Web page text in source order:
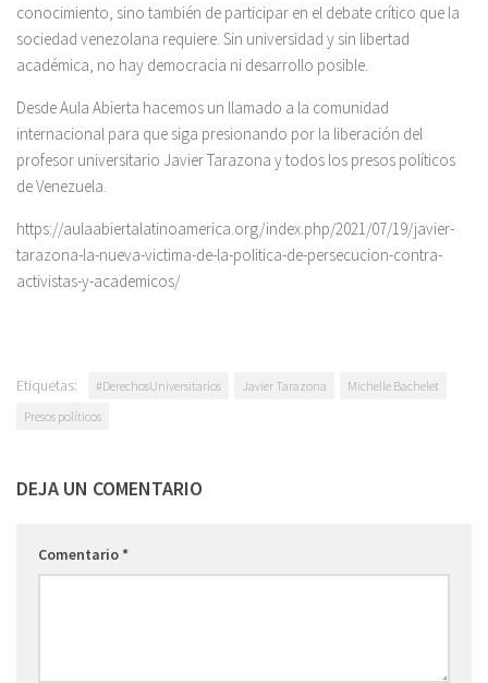
conocimiento, sino también de participar en el debate crítico que la
sociedad venezolana requiere. Sin universidad y sin libertad
académica, no hay democracia ni desarrollo posible.
Desde Aula Abierta hacemos un llamado a la comunidad
internacional para que siga presionando por la liberación del
profesor universitario Javier Tarazona y todos los presos políticos
de Venezuela.
https://aulaabiertalatinoamerica.org/index.php/2021/07/19/javier-
tarazona-la-nueva-victima-de-la-politica-de-persecucion-contra-
activistas-y-academicos/
Etiquetas: #DerechosUniversitarios Javier Tarazona
Michelle Bachelet
Presos políticos
DEJA UN COMENTARIO
Comentario*